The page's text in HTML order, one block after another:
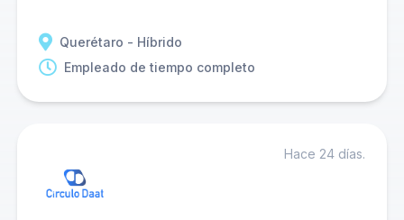
Querétaro - Híbrido
Empleado de tiempo completo
Hace 24 días.